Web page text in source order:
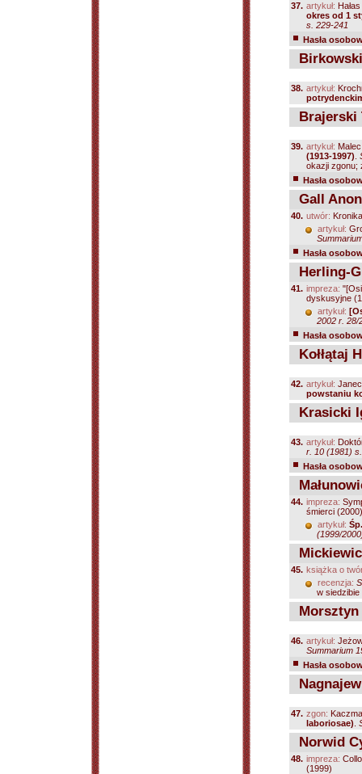
37. artykuł:
okres od 1
s. 229-241
Hasła
38. artykuł:
Brajerski
39. artykuł:
(1913-1997)
okazji zgonu;
Hasła
Gall
40. utwór: Kronika
artykuł:
Hasła
Herling-
41. impreza:
dyskusyjne
artykuł:
2002 r. 28/
Hasła
Kołłątaj
42. artykuł:
powstaniu
Krasicki
43. artykuł:
r. 10 (1981)
Hasła
44. impreza:
śmierci (2000)
artykuł:
(1999/
45. książka o
recenzja:
w
Morsztyn
46. artykuł:
Summarium
Hasła
47. zgon:
laboriosae)
Norwid
48. impreza:
(1999)